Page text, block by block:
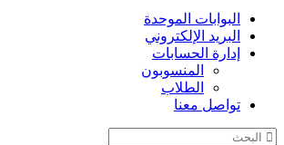
البوابات الموحدة
البريد الإلكتروني
إدارة الحسابات
المنسوبون
الطلاب
تواصل معنا